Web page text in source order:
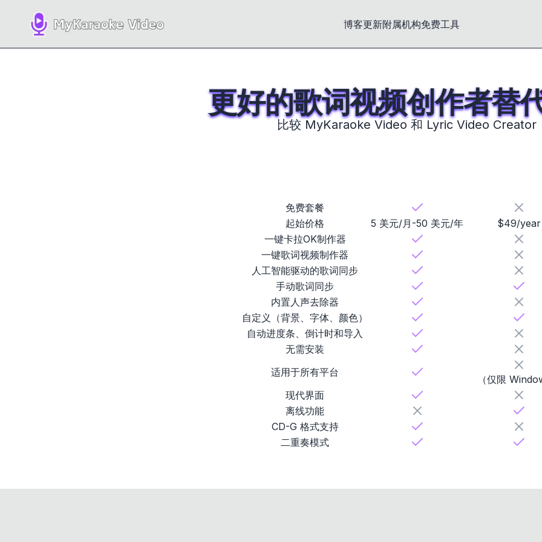
博客更新附属机构免费工具
更好的歌词视频创作者替
比较 MyKaraoke Video 和 Lyric Video Creator
免费套餐
起始价格
5 美元/月-50 美元/年
$49/year
一键卡拉OK制作器
一键歌词视频制作器
人工智能驱动的歌词同步
手动歌词同步
内置人声去除器
自定义（背景、字体、颜色）
自动进度条、倒计时和导入
无需安装
适用于所有平台
（仅限
现代界面
离线功能
CD-G 格式支持
二重奏模式